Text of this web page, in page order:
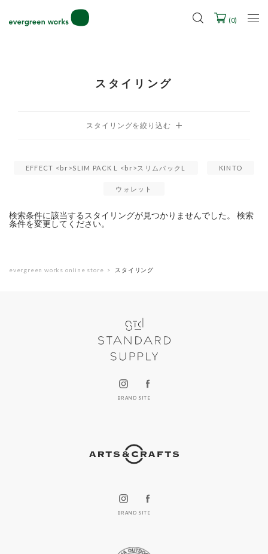
2027年ご入学用ランドセル受注会スケジュール
(0)
スタイリング
EFFECT <br>SLIM PACK L <br>スリムパックL KINTO
ウォレット
検索条件に該当するスタイリングが見つかりませんでした。 検索
条件を変更してください。
evergreen works online store スタイリング
BRAND SITE
BRAND SITE